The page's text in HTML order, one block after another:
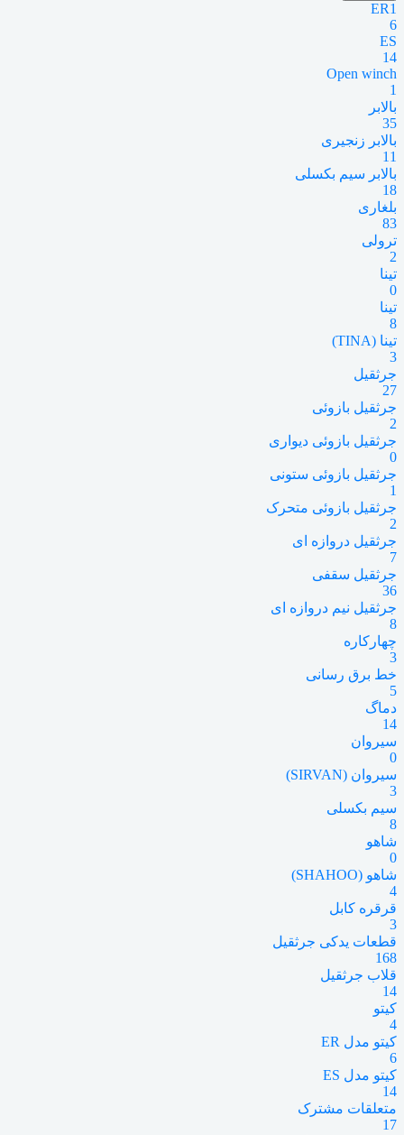
ER1
6
ES
14
Open winch
1
بالابر
35
بالابر زنجیری
11
بالابر سیم بکسلی
18
بلغاری
83
ترولی
2
تینا
0
تینا
8
تینا (TINA)
3
جرثقیل
27
جرثقیل بازوئی
2
جرثقیل بازوئی دیواری
0
جرثقیل بازوئی ستونی
1
جرثقیل بازوئی متحرک
2
جرثقیل دروازه ای
7
جرثقیل سقفی
36
جرثقیل نیم دروازه ای
8
چهارکاره
3
خط برق رسانی
5
دماگ
14
سیروان
0
سیروان (SIRVAN)
3
سیم بکسلی
8
شاهو
0
شاهو (SHAHOO)
4
قرقره کابل
3
قطعات یدکی جرثقیل
168
قلاب جرثقیل
14
کیتو
4
کیتو مدل ER
6
کیتو مدل ES
14
متعلقات مشترک
17